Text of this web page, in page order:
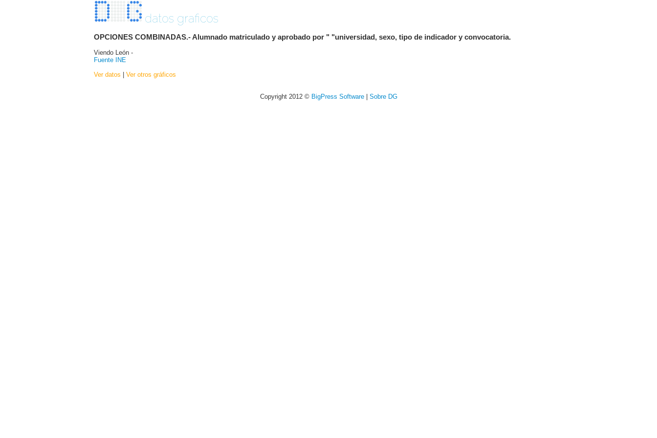
datos graficos
OPCIONES COMBINADAS.- Alumnado matriculado y aprobado por " "universidad, sexo, tipo de indicador y convocatoria.
Viendo León -
Fuente INE
Ver datos | Ver otros gráficos
Copyright 2012 © BigPress Software| Sobre DG